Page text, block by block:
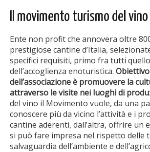
Il movimento turismo del vino
Ente non profit che annovera oltre
prestigiose cantine d’Italia,
specifici requisiti, primo fra tutti
dell’accoglienza enoturistica. Obiettivo
dell’associazione è promuovere la
attraverso le visite nei luoghi di
del vino il Movimento vuole, da una
conoscere più da vicino l’attività e i
cantine aderenti, dall’altra, offrire un
si può fare impresa nel rispetto delle
salvaguardia dell’ambiente e